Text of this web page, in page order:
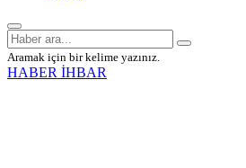
Aramak için bir kelime yazınız.
HABER İHBAR